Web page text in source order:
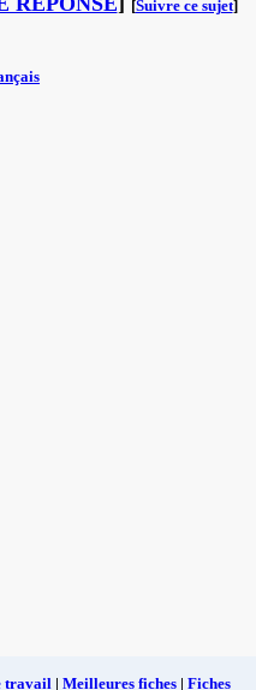
[Suivre ce sujet]
travail | Meilleures fiches | Fiches